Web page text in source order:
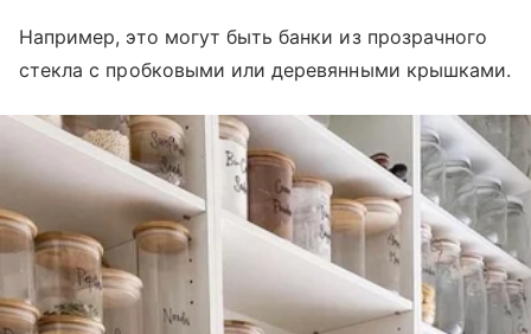
Например, это могут быть банки из прозрачного
стекла с пробковыми или деревянными крышками.